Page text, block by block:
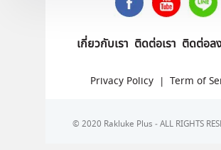
เกี่ยวกับเรา ติดต่อเรา ติดต่อล
Privacy Policy | Term of
© 2020 Rakluke Plus - ALL RIGHTS